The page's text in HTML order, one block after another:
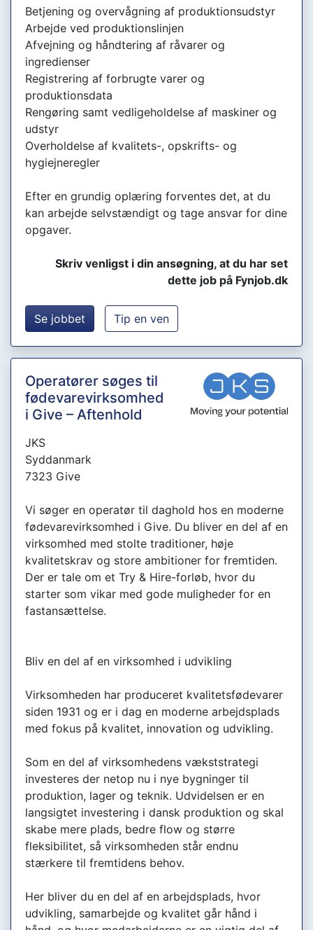
Betjening og overvågning af produktionsudstyr
Arbejde ved produktionslinjen
Afvejning og håndtering af råvarer og
ingredienser
Registrering af forbrugte varer og
produktionsdata
Rengøring samt vedligeholdelse af maskiner og
udstyr
Overholdelse af kvalitets-, opskrifts- og
hygiejneregler
Efter en grundig oplæring forventes det, at du
kan arbejde selvstændigt og tage ansvar for dine
opgaver.
Skriv venligst i din ansøgning, at du har set
dette job på Fynjob.dk
Se jobbet Tip en ven
Operatører søges til
fødevarevirksomhed
i Give – Aftenhold
JKS
Syddanmark
7323 Give
Vi søger en operatør til daghold hos en moderne
fødevarevirksomhed i Give. Du bliver en del af en
virksomhed med stolte traditioner, høje
kvalitetskrav og store ambitioner for fremtiden.
Der er tale om et Try & Hire-forløb, hvor du
starter som vikar med gode muligheder for en
fastansættelse.
Bliv en del af en virksomhed i udvikling
Virksomheden har produceret kvalitetsfødevarer
siden 1931 og er i dag en moderne arbejdsplads
med fokus på kvalitet, innovation og udvikling.
Som en del af virksomhedens vækststrategi
investeres der netop nu i nye bygninger til
produktion, lager og teknik. Udvidelsen er en
langsigtet investering i dansk produktion og skal
skabe mere plads, bedre flow og større
fleksibilitet, så virksomheden står endnu
stærkere til fremtidens behov.
Her bliver du en del af en arbejdsplads, hvor
udvikling, samarbejde og kvalitet går hånd i